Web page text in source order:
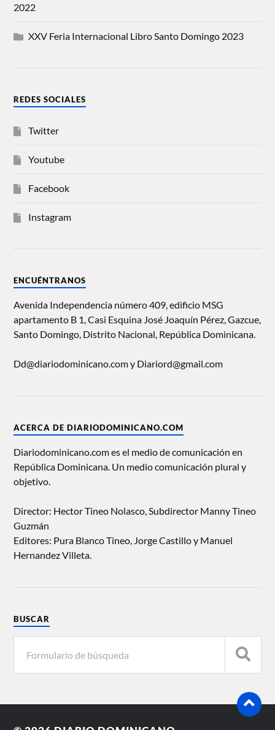
2022
XXV Feria Internacional Libro Santo Domingo 2023
REDES SOCIALES
Twitter
Youtube
Facebook
Instagram
ENCUÉNTRANOS
Avenida Independencia número 409, edificio MSG
apartamento B 1, Casi Esquina José Joaquín Pérez, Gazcue,
Santo Domingo, Distrito Nacional, República Dominicana.
Dd@diariodominicano.com y Diariord@gmail.com
ACERCA DE DIARIODOMINICANO.COM
Diariodominicano.com es el medio de comunicación en
República Dominicana. Un medio comunicación plural y
objetivo.
Director: Hector Tineo Nolasco, Subdirector Manny Tineo
Guzmán
Editores: Pura Blanco Tineo, Jorge Castillo y Manuel
Hernandez Villeta.
BUSCAR